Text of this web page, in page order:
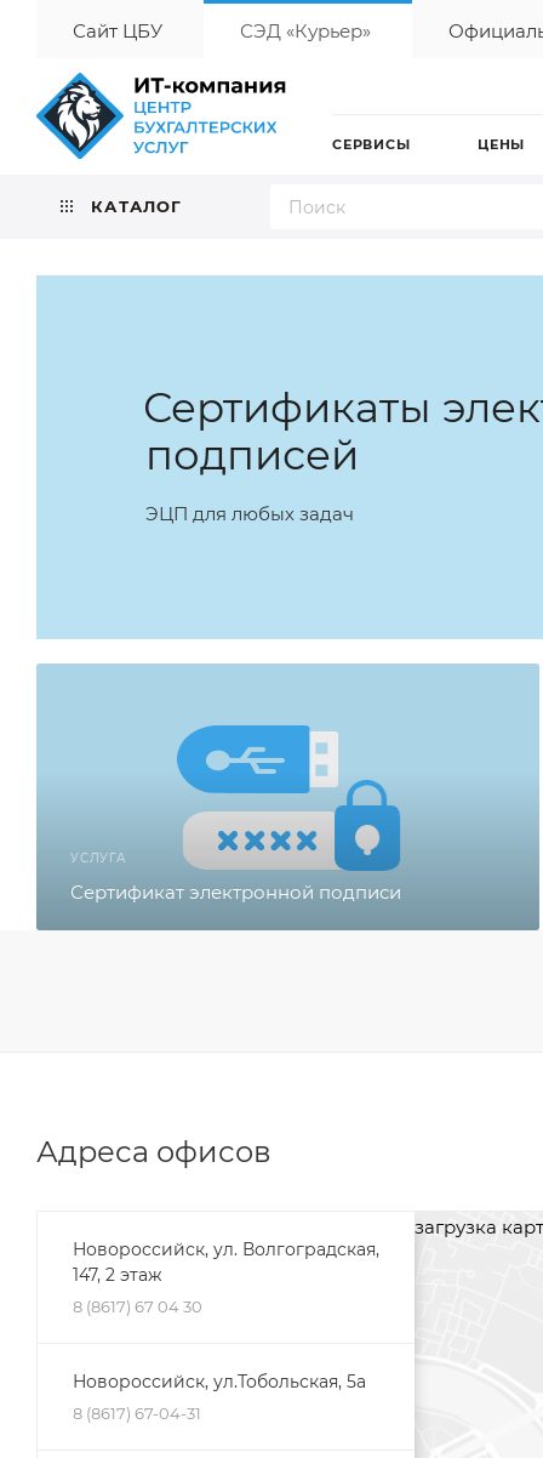
Сайт ЦБУ СЭД «Курьер»
СЕРВИСЫ ЦЕНЫ
КАТАЛОГ
Сертификаты
подписей
ЭЦП для любых задач
УСЛУГА
Сертификат электронной подписи
Адреса офисов
Новороссийск, ул. Волгоградская,
147, 2 этаж
8 (8617) 67 04 30
Новороссийск, ул.Тобольская, 5а
8 (8617) 67-04-31
загрузка